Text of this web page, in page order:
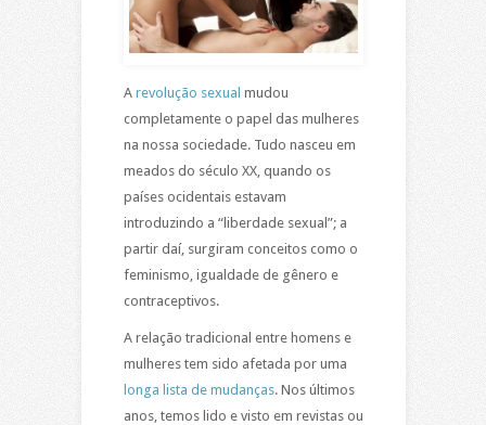
A revolução sexual mudou
completamente o papel das mulheres
na nossa sociedade. Tudo nasceu em
meados do século XX, quando os
países ocidentais estavam
introduzindo a “liberdade sexual”; a
partir daí, surgiram conceitos como o
feminismo, igualdade de gênero e
contraceptivos.
A relação tradicional entre homens e
mulheres tem sido afetada por uma
longa lista de mudanças. Nos últimos
anos, temos lido e visto em revistas ou